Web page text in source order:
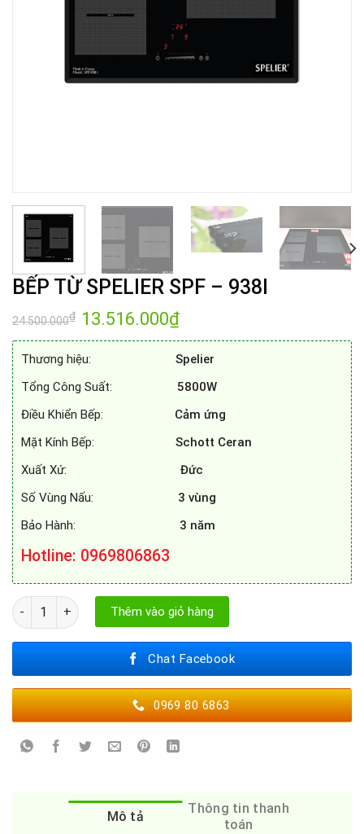
BẾP TỪ SPELIER SPF – 938I
24.500.000₫ Giá
gốc
là:
13.516.000₫Giá
tại
13.516.000₫.
Thương hiệu: Spelier
Tổng Công Suất:
5800W
Điều Khiển Bếp: Cảm ứng
Mặt Kính Bếp: Schott Ceran
Xuất Xứ: Đức
Số Vùng Nấu: 3 vùng
Bảo Hành: 3 năm
Hotline: 0969806863
BẾP TỪ SPELIER SPF - 938I số lượng
Thêm vào giỏ hàng
Chat Facebook
0969 80 6863
Mô tả
Thông tin thanh
toán